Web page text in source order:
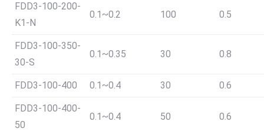
FDD3-100-200-
K1-N
0.1~0.2 100 0.5
FDD3-100-350-
30-S
0.1~0.35 30 0.8
FDD3-100-400 0.1~0.4 30 0.6
FDD3-100-400-
50
0.1~0.4 50 0.6